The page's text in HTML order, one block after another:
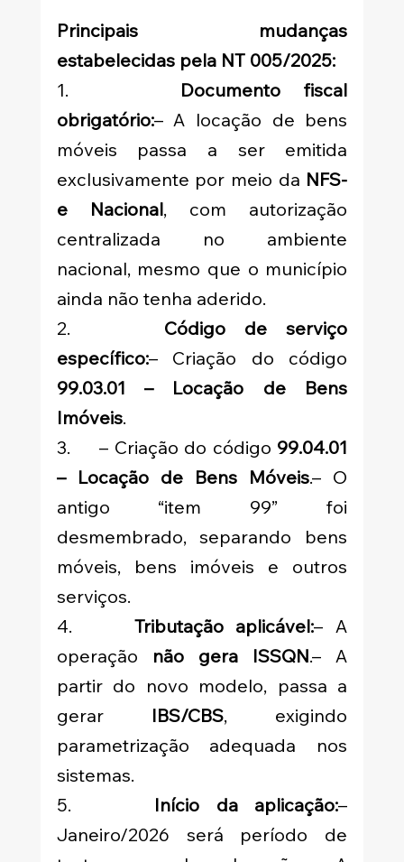
Principais mudanças
estabelecidas pela NT 005/2025:
1. Documento fiscal
obrigatório:– A locação de bens
móveis passa a ser emitida
exclusivamente por meio da NFS-
e Nacional, com autorização
centralizada no ambiente
nacional, mesmo que o município
ainda não tenha aderido.
2. Código de serviço
específico:
99.03.01 – Locação de Bens
Imóveis.
3.     – Criação do código 99.04.01
– Locação de Bens Móveis.– O
antigo “item 99” foi
desmembrado, separando bens
móveis, bens imóveis e outros
serviços.
4. Tributação aplicável:– A
operação não gera ISSQN.– A
partir do novo modelo, passa a
gerar IBS/CBS, exigindo
parametrização adequada nos
sistemas.
5. Início da aplicação:–
Janeiro/2026 será período de